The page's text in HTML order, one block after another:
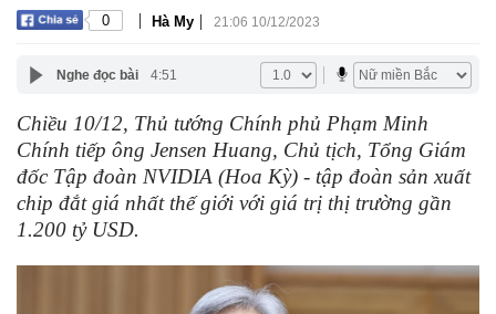
0 | Hà My | 21:06 10/12/2023
Nghe đọc bài 4:51
Chiều 10/12, Thủ tướng Chính phủ Phạm Minh
Chính tiếp ông Jensen Huang, Chủ tịch, Tổng Giám
đốc Tập đoàn NVIDIA (Hoa Kỳ) - tập đoàn sản xuất
chip đắt giá nhất thế giới với giá trị thị trường gần
1.200 tỷ USD.